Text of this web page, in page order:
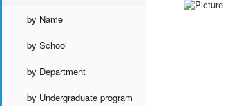
by Name
by School
by Department
by Undergraduate program